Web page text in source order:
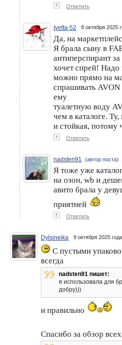
↑ Ответить
Ivetta-52 8 октября 2025
Да, на
Я брала сыну в
антиперспирант
хочет спрей! Надо
можно прямо на
спрашивать
ему
туалетную воду
чем в каталоге.
и стойкая, потому
↑ Ответить
nadsten91 (автор поста)
Я тоже уже
на озон, wb и
авито брала у
приятней
↑ Ответить
Dylsineika 9 октября 2025
С пустыми
всегда
nadsten91 пишет:
я использовала для
добру)))
и правильно
Спасибо за обзор